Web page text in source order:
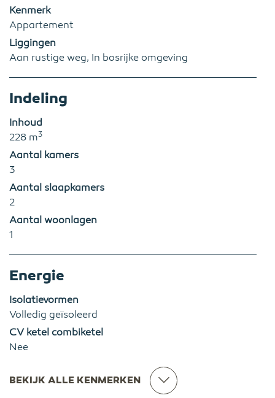
Kenmerk
Appartement
Liggingen
Aan rustige weg, In bosrijke omgeving
Indeling
Inhoud
228 m3
Aantal kamers
3
Aantal slaapkamers
2
Aantal woonlagen
1
Energie
Isolatievormen
Volledig geïsoleerd
CV ketel combiketel
Nee
BEKIJK ALLE KENMERKEN